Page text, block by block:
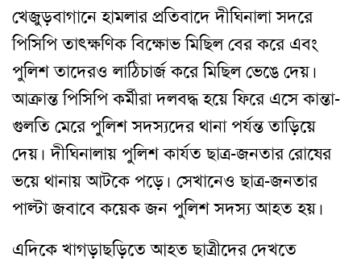
খেজুড়বাগানে হামলার প্রতিবাদে দীঘিনালা সদরে
পিসিপি তাৎক্ষণিক বিক্ষোভ মিছিল বের করে এবং
পুলিশ তাদেরও লাঠিচার্জ করে মিছিল ভেঙে দেয়।
আক্রান্ত পিসিপি কর্মীরা দলবদ্ধ হয়ে ফিরে এসে কান্তা-
গুলতি মেরে পুলিশ সদস্যদের থানা পর্যন্ত তাড়িয়ে
দেয়। দীঘিনালায় পুলিশ কার্যত ছাত্র-জনতার রোষের
ভয়ে থানায় আটকে পড়ে। সেখানেও ছাত্র-জনতার
পাল্টা জবাবে কয়েক জন পুলিশ সদস্য আহত হয়।
এদিকে খাগড়াছড়িতে আহত ছাত্রীদের দেখতে